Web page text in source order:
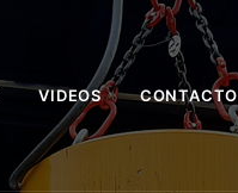
VIDEOS CONTACTO